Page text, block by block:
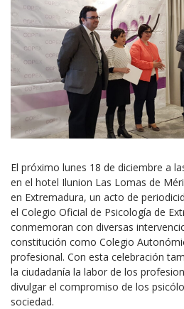
El próximo lunes 18 de diciembre a
en el hotel Ilunion Las Lomas de
en Extremadura, un acto de
el Colegio Oficial de Psicología de
conmemoran con diversas
constitución como Colegio
profesional. Con esta celebración
la ciudadanía la labor de los
divulgar el compromiso de los
sociedad.